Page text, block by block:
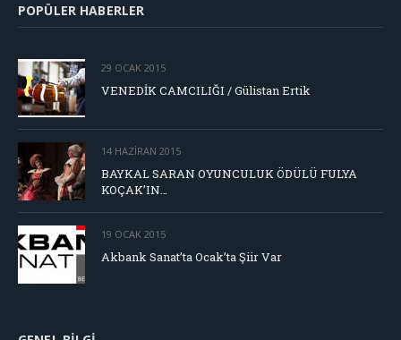
POPÜLER HABERLER
29 OCAK 2015
VENEDİK CAMCILIĞI / Gülistan Ertik
14 HAZIRAN 2015
BAYKAL SARAN OYUNCULUK ÖDÜLÜ FULYA
KOÇAK’IN…
19 OCAK 2015
Akbank Sanat’ta Ocak’ta Şiir Var